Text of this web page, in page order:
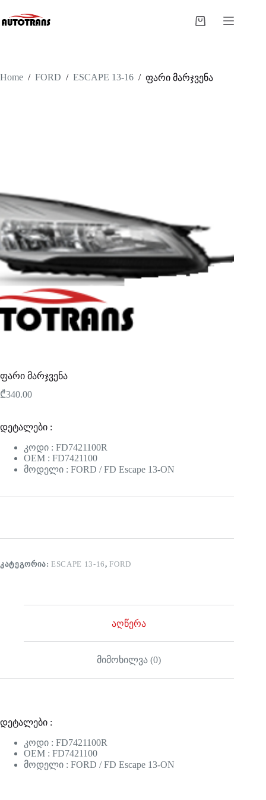
Home / FORD / ESCAPE 13-16 / ფარი მარჯვენა
ფარი მარჯვენა
₾340.00
დეტალები :
კოდი : FD7421100R
OEM : FD7421100
მოდელი : FORD / FD Escape 13-ON
ᲙᲐᲢᲔᲒᲝᲠᲘᲐ:ESCAPE 13-16,FORD
აღწერა
მიმოხილვა (0)
დეტალები :
კოდი : FD7421100R
OEM : FD7421100
მოდელი : FORD / FD Escape 13-ON